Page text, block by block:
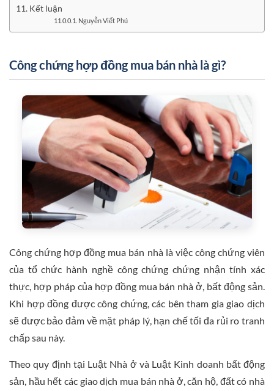
Kết luận
Nguyễn Viết Phú
Công chứng hợp đồng mua bán nhà là gì?
Công chứng hợp đồng mua bán nhà là việc công chứng viên
của tổ chức hành nghề công chứng chứng nhận tính xác
thực, hợp pháp của hợp đồng mua bán nhà ở, bất động sản.
Khi hợp đồng được công chứng, các bên tham gia giao dịch
sẽ được bảo đảm về mặt pháp lý, hạn chế tối đa rủi ro tranh
chấp sau này.
Theo quy định tại Luật Nhà ở và Luật Kinh doanh bất động
sản, hầu hết các giao dịch mua bán nhà ở, căn hộ, đất có nhà